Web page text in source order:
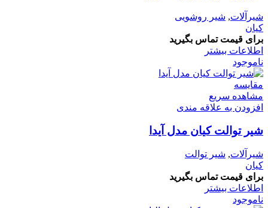
شیرآلات, شیر روشویی
کیان
برای قیمت تماس بگیرید
اطلاعات بیشتر
ناموجود
مقایسه
مشاهده سریع
افزودن به علاقه مندی
شیر توالت کیان مدل آیدا
شیرآلات, شیر توالت
کیان
برای قیمت تماس بگیرید
اطلاعات بیشتر
ناموجود